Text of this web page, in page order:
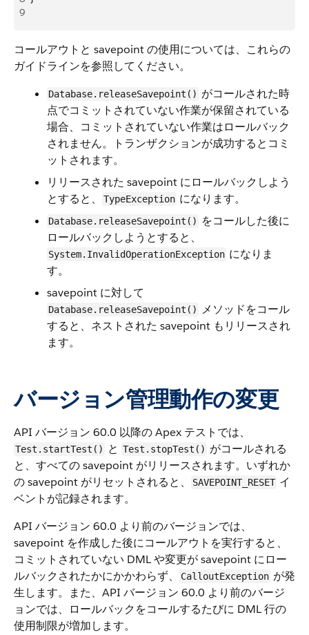
9
コールアウトと savepoint の使用については、これらの
ガイドラインを参照してください。
Database.releaseSavepoint() がコールされた時
点でコミットされていない作業が保留されている
場合、コミットされていない作業はロールバック
されません。トランザクションが成功するとコミ
ットされます。
リリースされた savepoint にロールバックしよう
とすると、
TypeException になります。
Database.releaseSavepoint()
をコールした後に
ロールバックしようとすると、
System.InvalidOperationException になりま
す。
savepoint に対して
Database.releaseSavepoint()
メソッドをコール
すると、ネストされた savepoint もリリースされ
ます。
バージョン管理動作の変更
API バージョン 60.0 以降の Apex テストでは、
Test.startTest() と Test.stopTest() がコールされる
と、すべての savepoint がリリースされます。いずれか
の savepoint がリセットされると、
SAVEPOINT_RESET イ
ベントが記録されます。
API バージョン 60.0 より前のバージョンでは、
savepoint を作成した後にコールアウトを実行すると、
コミットされていない DML や変更が savepoint にロー
ルバックされたかにかかわらず、
CalloutException が発
生します。また、API バージョン 60.0 より前のバージ
ョンでは、ロールバックをコールするたびに DML 行の
使用制限が増加します。